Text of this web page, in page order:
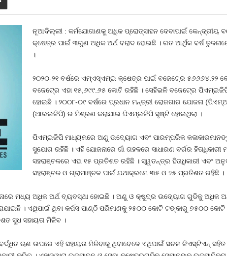
ନୂଆଦିଲ୍ଲୀ : କର୍ମଯୋଗାଣକୁ ଅଧିକ ପ୍ରୋତ୍ସାହନ ଦେବାପାଇଁ
କ୍ଷେତ୍ର ପାଇଁ ୩ଗୁଣ ଅଧିକ ଅର୍ଥ ବରାଦ ହୋଇଛି । ଗତ ଆର୍ଥିକ ବର୍ଷ
।
୨୦୨୦-୨୧ ବର୍ଷରେ ଏମ୍‍ଏସ୍‍ଏମ୍‍ଇ କ୍ଷେତ୍ର ପାଇଁ ବଜେଟ୍‍ରେ ୫୬୬୬୪.୨୨
ବଜେଟ୍‍ରେ ଏହା ୧୫,୬୯୯.୬୫ କୋଟି ରହିଛି । ସେହିଭଳି ବଜେଟ୍‍ରେ
ହୋଇଛି । ୨୦୦୮-୦୯ ବର୍ଷରେ ପ୍ରଧାନ ମନ୍ତ୍ରୀ ରୋଜଗାର ଯୋଜନା
(ଆରଇଜିପି) ର ମିଶ୍ରଣ କରାଯାଇ ପିଏମ୍‍ଇଜିପି ସୃଷ୍ଟି ହୋଇଥିଲା ।
ପିଏମ୍‍ଇଜିପି ମାଧ୍ୟମରେ ଅଣୁ ଉଦ୍ୟୋଗ ଏବଂ ପାରମ୍ପରିକ
ସୁଯୋଗ ରହିଛି । ଏହି ଯୋଜନାରେ ଗାଁ ଗହଳରେ ସାଧାରଣ ବର୍ଗର
ସହରାଞ୍ଚଳରେ ଏହା ୧୫ ପ୍ରତିଶତ ରହିଛି । ସ୍ୱତନ୍ତ୍ର ହିତାଧିକାରୀ ଏବଂ
ସହରାଞ୍ଚଳ ଓ ଗ୍ରାମାଞ୍ଚଳ ପାଇଁ ଯଥାକ୍ରମେ ୩୫ ଓ ୨୫ ପ୍ରତିଶତ ରହିଛି ।
ମଧ୍ୟ ଅଧିକ ଅର୍ଥ ବ୍ୟବସ୍ଥା ହୋଇଛି । ଅଣୁ ଓ କ୍ଷୁଦ୍ର ଉଦ୍ୟୋଗ ଗୁଡିକୁ ଅଧିକ ଅର୍ଥ
। ଏଥିପାଇଁ ଥିବା କର୍ପସ ପାଣ୍ଠି ପରିମାଣକୁ ୨୫୦୦ କୋଟି ଟଙ୍କାରୁ ୭୫୦୦
ସୁଧ ସହାୟତା ମିଳିବ ।
ଋଣ ଉପରେ ଏହି ସହାୟତା ମିଳିବାକୁ ଥିବାବେଳେ ଏଥିପାଇଁ ସଚଳ ଜିଏସ୍‍ଟିଏନ୍‍